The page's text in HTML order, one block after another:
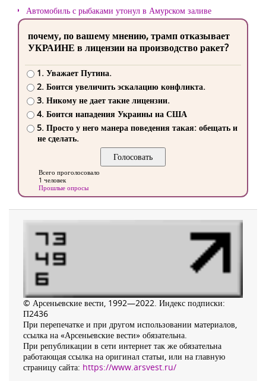
Автомобиль с рыбаками утонул в Амурском заливе
почему, по вашему мнению, трамп отказывает
УКРАИНЕ в лицензии на производство ракет?
1. Уважает Путина.
2. Боится увеличить эскалацию конфликта.
3. Никому не дает такие лицензии.
4. Боится нападения Украины на США
5. Просто у него манера поведения такая: обещать и
не сделать.
Всего проголосовало
1 человек
Прошлые опросы
© Арсеньевские вести, 1992—2022. Индекс подписки:
П2436
При перепечатке и при другом использовании материалов,
ссылка на «Арсеньевские вести» обязательна.
При републикации в сети интернет так же обязательна
работающая ссылка на оригинал статьи, или на главную
страницу сайта: https://www.arsvest.ru/